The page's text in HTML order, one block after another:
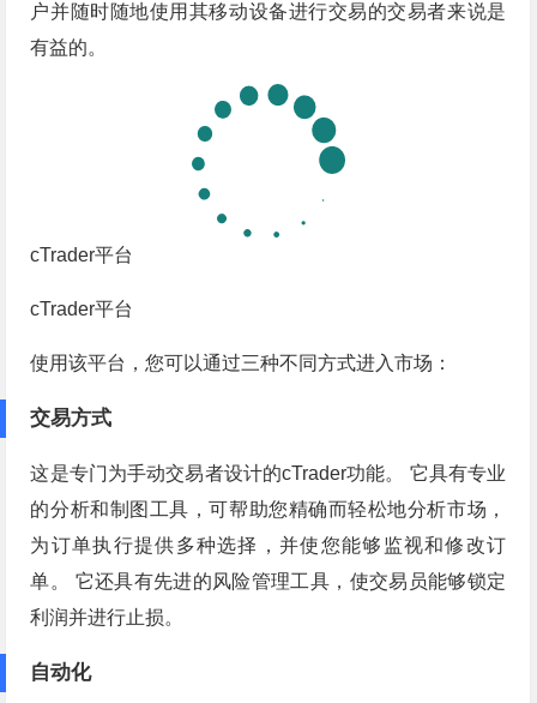
户并随时随地使用其移动设备进行交易的交易者来说是
有益的。
cTrader平台
cTrader平台
使用该平台，您可以通过三种不同方式进入市场：
交易方式
这是专门为手动交易者设计的cTrader功能。 它具有专业
的分析和制图工具，可帮助您精确而轻松地分析市场，
为订单执行提供多种选择，并使您能够监视和修改订
单。 它还具有先进的风险管理工具，使交易员能够锁定
利润并进行止损。
自动化